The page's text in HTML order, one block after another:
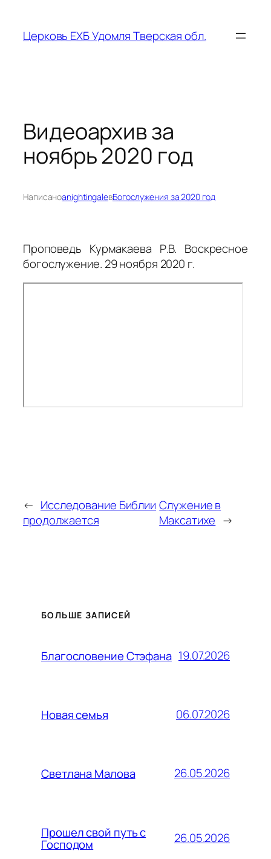
содержимому
Церковь ЕХБ Удомля Тверская обл.
Видеоархив за
ноябрь 2020 год
НаписаноanightingaleвБогослужения за 2020 год
Проповедь Курмакаева Р.В. Воскресное
богослужение. 29 ноября 2020 г.
← Исследование Библии
продолжается
Служение в
Максатихе →
БОЛЬШЕ ЗАПИСЕЙ
Благословение Стэфана 19.07.2026
Новая семья 06.07.2026
Светлана Малова 26.05.2026
Прошел свой путь с
Господом 26.05.2026